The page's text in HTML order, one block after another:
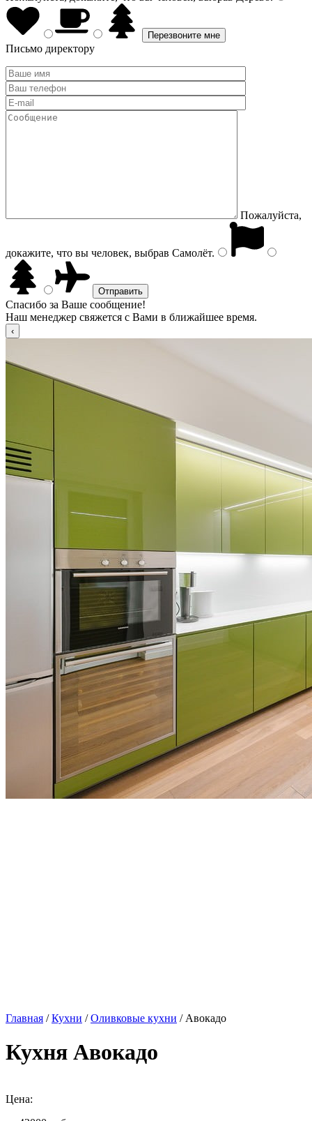
Письмо директору
Пожалуйста,
докажите, что вы человек, выбрав Самолёт.
Спасибо за Ваше сообщение!
Наш менеджер свяжется с Вами в ближайшее время.
Главная /Кухни /Оливковые кухни / Авокадо
Кухня Авокадо
Цена: